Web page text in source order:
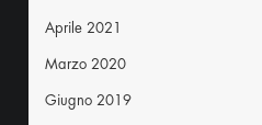
Aprile 2021
Marzo 2020
Giugno 2019